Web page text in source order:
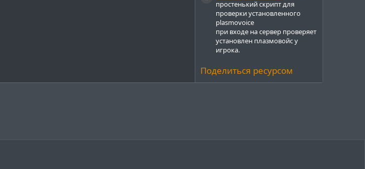
простенький скрипт для
проверки установленного
plasmovoice
при входе на сервер проверяет
установлен плазмовойс у
игрока.
Поделиться ресурсом